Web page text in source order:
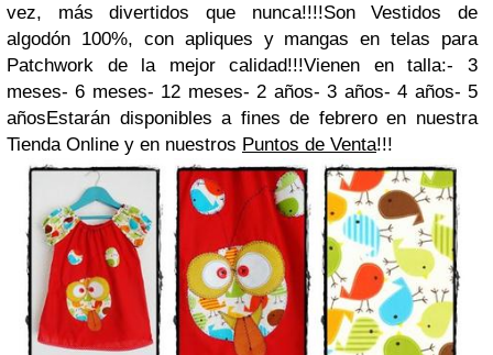
vez, más divertidos que nunca!!!!Son Vestidos de
algodón 100%, con apliques y mangas en telas para
Patchwork de la mejor calidad!!!Vienen en talla:- 3
meses- 6 meses- 12 meses- 2 años- 3 años- 4 años- 5
añosEstarán disponibles a fines de febrero en nuestra
Tienda Online y en nuestros Puntos de Venta!!!